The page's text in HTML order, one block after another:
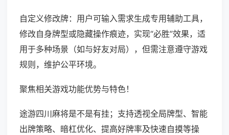
自定义修改牌：用户可输入需求生成专用辅助工具，
修改自身牌型或隐藏操作痕迹，实现“必胜”效果，适
用于多种场景（如与好友对局），但需注意遵守游戏
规则，维护公平环境。
聚焦相关游戏功能优势与特色！
途游四川麻将是不是有挂；支持透视全局牌型、智能
出牌策略、暗杠优化、提高好牌率及快速自摸等操